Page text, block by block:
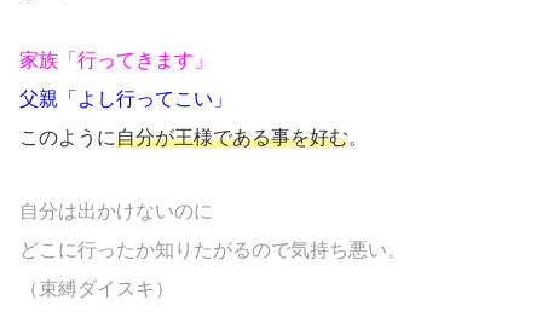
家族「行ってきます」
父親「よし行ってこい」
このように自分が王様である事を好む。
自分は出かけないのに
どこに行ったか知りたがるので気持ち悪い。
（束縛ダイスキ）